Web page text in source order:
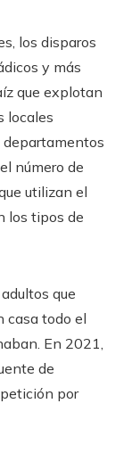
los disparos
y más
que explotan
locales
departamentos
número de
utilizan el
los tipos de
que
casa todo el
En 2021,
de
por